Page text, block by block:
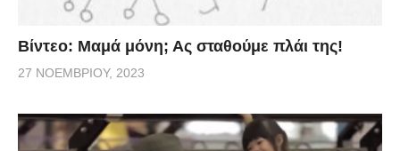
Βίντεο: Μαμά μόνη; Ας σταθούμε πλάι της!
27 ΝΟΕΜΒΡΊΟΥ, 2023